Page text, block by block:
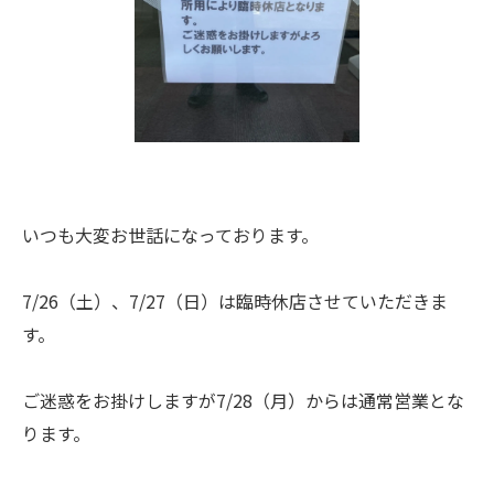
いつも大変お世話になっております。
7/26（土）、7/27（日）は臨時休店させていただきま
す。
ご迷惑をお掛けしますが7/28（月）からは通常営業とな
ります。